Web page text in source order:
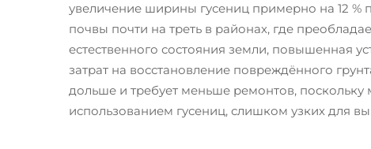
увеличение ширины гусениц примерно на 12 %
почвы почти на треть в районах, где
естественного состояния земли, повышенная
затрат на восстановление повреждённого
дольше и требует меньше ремонтов,
использованием гусениц, слишком узких для